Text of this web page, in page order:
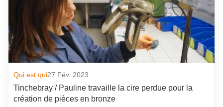
Qui est qui27 Fév. 2023
Tinchebray / Pauline travaille la cire perdue pour la
création de pièces en bronze